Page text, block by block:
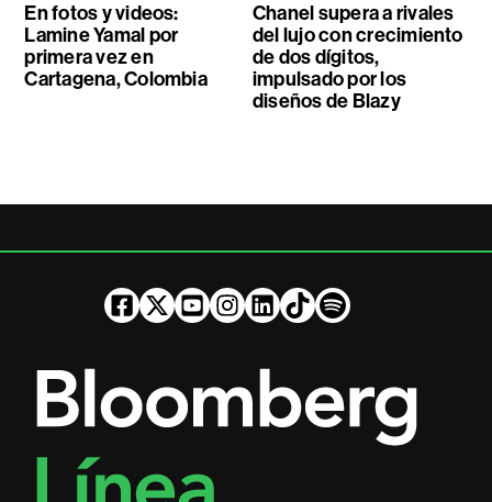
En fotos y videos:
Lamine Yamal por
primera vez en
Cartagena, Colombia
Chanel supera a rivales
del lujo con crecimiento
de dos dígitos,
impulsado por los
diseños de Blazy